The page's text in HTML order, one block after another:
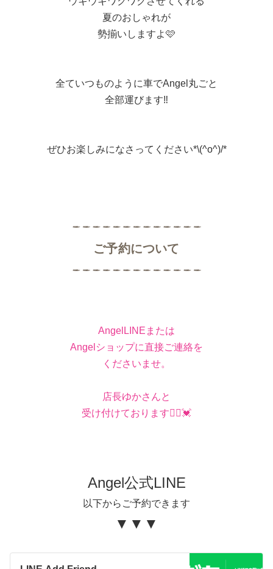
夏のおしゃれが
勢揃いしますよ🩷
全ていつものように車でAngel丸ごと
全部運びます‼️
ぜひお楽しみになさってください*\(^o^)/*
ご予約について
AngelLINEまたは
Angelショップに直接ご連絡を
くださいませ。
店長ゆかさんと
受け付けております🙇‍♀️💓
Angel公式LINE
以下からご予約できます
▼▼▼